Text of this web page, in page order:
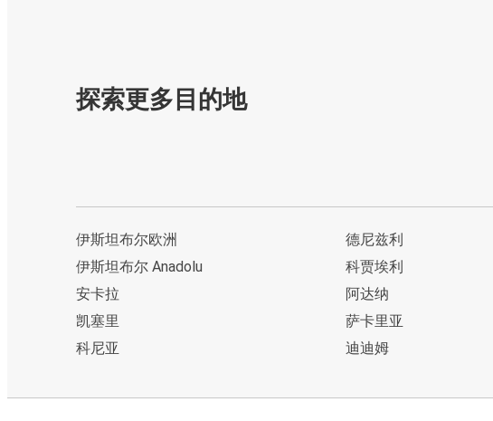
探索更多目的地
伊斯坦布尔欧洲
伊斯坦布尔 Anadolu
安卡拉
凯塞里
科尼亚
德尼兹利
科贾埃利
阿达纳
萨卡里亚
迪迪姆